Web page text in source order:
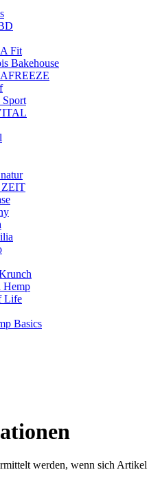
Fit
Bakehouse
Hemp
Life
Basics
werden, wenn sich Artikel